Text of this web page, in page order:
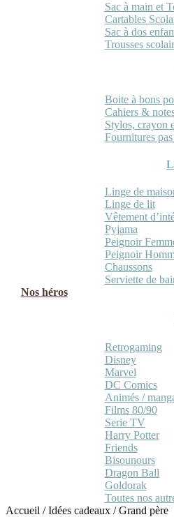
Sac à main et
Cartables
Sac à dos
Trousses
Boite à bons
Cahiers &
Stylos, crayon
Fournitures
Linge de
Linge de lit
Vêtement
Pyjama
Peignoir
Peignoir
Chaussons
Serviette de
Nos héros
Retrogaming
Disney
Marvel
DC Comics
Animés /
Films 80/90
Serie TV
Harry Potter
Friends
Bisounours
Dragon Ball
Goldorak
Toutes nos
Accueil /Idées cadeaux /Grand père